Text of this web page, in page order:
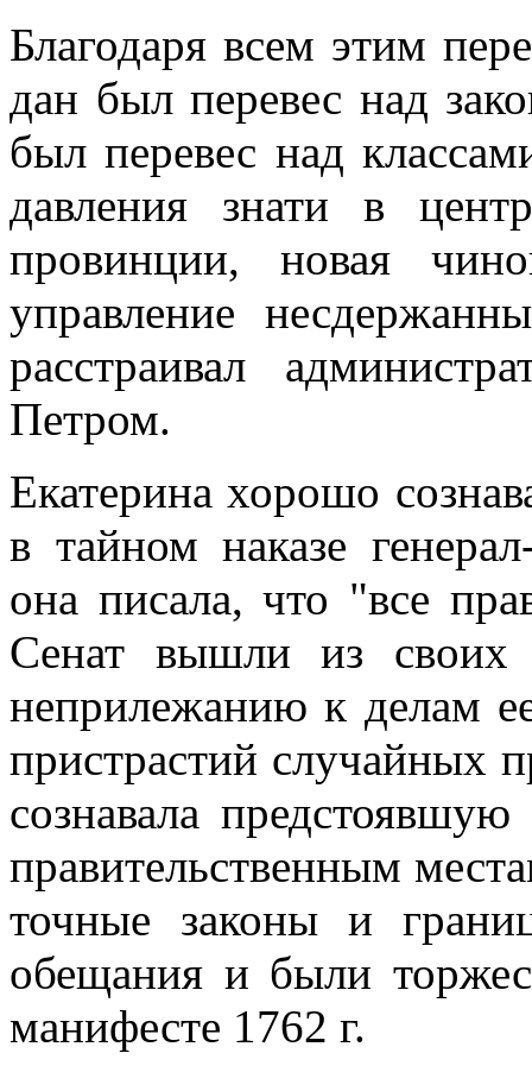
Благодаря всем этим
дан был перевес над
был перевес над
давления знати в
провинции, новая
управление
расстраивал
Петром.
Екатерина хорошо
в тайном наказе
она писала, что "все
Сенат вышли из своих
неприлежанию к делам
пристрастий случайных
сознавала
правительственным
точные законы и
обещания и были
манифесте 1762 г.